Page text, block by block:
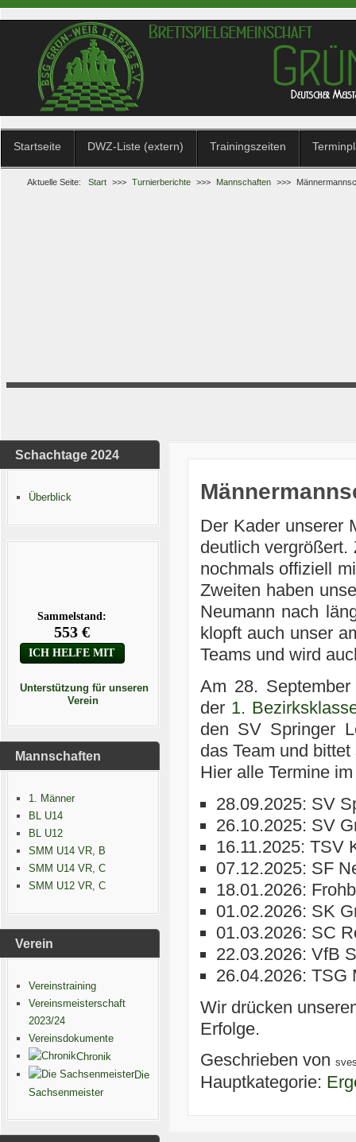
Startseite DWZ-Liste (extern) Trainingszeiten
Aktuelle Seite: Start >>> Turnierberichte >>> Mannschaften >>>
Schachtage 2024
Überblick
Unterstützung für unseren
Verein
Mannschaften
1. Männer
BL U14
BL U12
SMM U14 VR, B
SMM U14 VR, C
SMM U12 VR, C
Verein
Vereinstraining
Vereinsmeisterschaft
2023/24
Vereinsdokumente
Chronik
Die
Sachsenmeister
Der Kader unserer
deutlich
nochmals offiziell
Zweiten haben
Neumann nach
klopft auch unser
Teams und wird
Am 28.
der 1.
den SV Springer
das Team und
Hier alle Termine
28.09.2025: SV
26.10.2025: SV
16.11.2025: TSV
07.12.2025: SF
18.01.2026:
01.02.2026: SK
01.03.2026: SC
22.03.2026: VfB
26.04.2026: TSG
Wir drücken
Erfolge.
Geschrieben von
Hauptkategorie: